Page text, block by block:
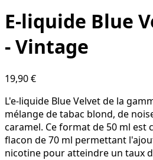
E-liquide Blue
- Vintage
19,90 €
L'e-liquide Blue Velvet de la
mélange de tabac blond, de
caramel. Ce format de 50 ml est
flacon de 70 ml permettant
nicotine pour atteindre un taux